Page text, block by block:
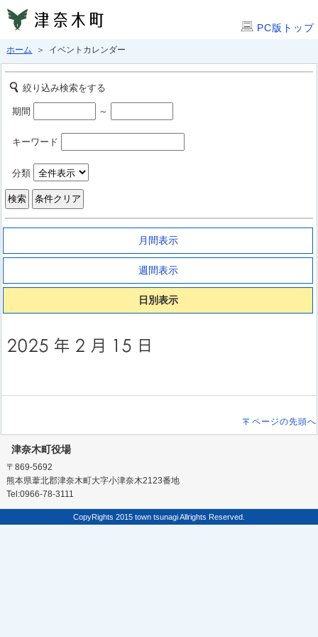
PC版トップ
ホーム ＞ イベントカレンダー
絞り込み検索をする
期間 ～
キーワード
分類
月間表示
週間表示
日別表示
ページの先頭へ
津奈木町役場
〒869-5692
熊本県葦北郡津奈木町大字小津奈木2123番地
Tel:0966-78-3111
CopyRights 2015 town tsunagi Allrights Reserved.